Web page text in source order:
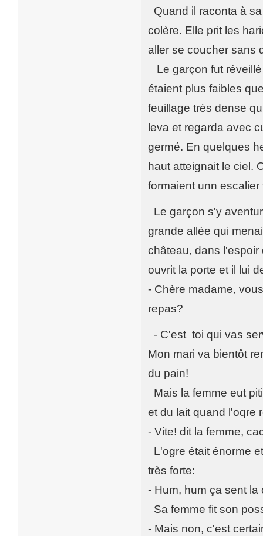
Quand il raconta à
colère. Elle prit les
aller se coucher sans
Le garçon fut
étaient plus faibles
feuillage très dense
leva et regarda avec
germé. En quelques
haut atteignait le ciel.
formaient unn
Le garçon s'y
grande allée qui
château, dans l'espoir
ouvrit la porte et il lui
- Chère madame,
repas?
- C'est toi qui vas
Mon mari va bientôt
du pain!
Mais la femme eut
et du lait quand l'oqre
- Vite! dit la femme,
L'ogre était énorme
très forte:
- Hum, hum ça sent la
Sa femme fit son
- Mais non, c'est